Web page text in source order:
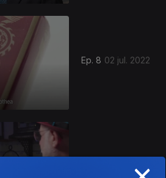
Ep. 8 02 jul. 2022
25 jun. 2022